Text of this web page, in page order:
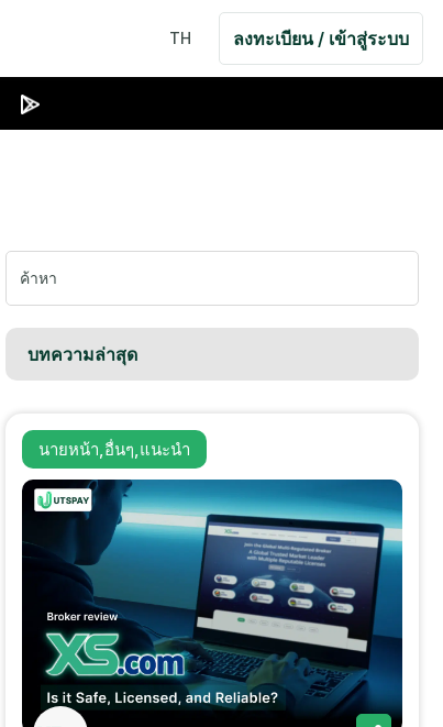
TH ลงทะเบียน / เข้าสู่ระบบ
หา:
บทความล่าสุด
นายหน้า,อื่นๆ,แนะนำ